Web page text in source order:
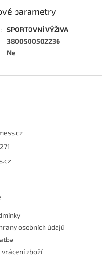
parametry
: SPORTOVNÍ VÝŽIVA
3800500502236
Ne
osobních údajů
vrácení zboží